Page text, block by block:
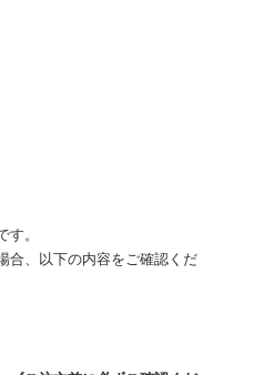
す。
合、以下の内容をご確認くだ